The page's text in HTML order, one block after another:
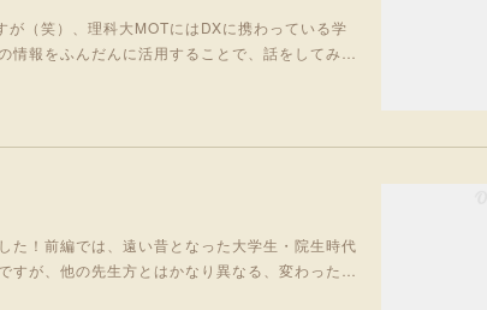
（笑）、理科大MOTにはDXに携わっている学
報をふんだんに活用することで、話をしてみ…
た！前編では、遠い昔となった大学生・院生時代
すが、他の先生方とはかなり異なる、変わった…